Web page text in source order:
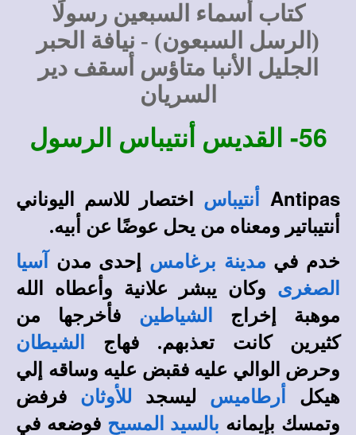
كتاب أسماء السبعين رسولًا
(الرسل السبعون) - نيافة الحبر
الجليل الأنبا متاؤس أسقف دير
السريان
56- القديس أنتيباس الرسول
Antipas أنتيباس اختصار للاسم اليوناني
أنتيباتير ومعناه من يحل عوضًا عن أبيه.
خدم في مدينة برغامس إحدى مدن
آسيا
الصغرى وكان يبشر علانية وأعطاه الله
موهبة إخراج
الشياطين فأخرجها من
كثيرين كانت تعذبهم. فهاج
الشيطان
وحرض الوالي عليه فقبض عليه وساقه إلي
هيكل
أرطاميس ليسجد للأوثان فرفض
وتمسك بإيمانه بالسيد المسيح فوضعه في